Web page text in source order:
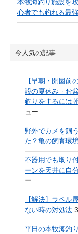
本牧海釣り施設を
心者でも釣れる最
今人気の記事
【早朝・開園前
設の夏休み・お
釣りをするには
ュー
野外でカメを飼
た？亀の飼育環
不器用でも取り
ーンを天井に自
ー
【解決】ラベル
ない時の対処法
平日の本牧海釣